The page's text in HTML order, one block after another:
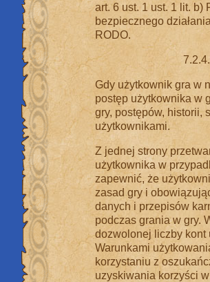
art. 6 ust. 1 ust. 1 lit.
bezpiecznego
RODO.
Gdy użytkownik gra w
postęp użytkownika w
gry, postępów, historii,
użytkownikami.
Z jednej strony
użytkownika w
zapewnić, że
zasad gry i
danych i przepisów
podczas grania w gry.
dozwolonej liczby kont
Warunkami
korzystaniu z
uzyskiwania korzyści